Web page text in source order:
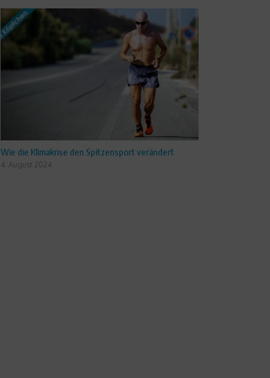
Wie die Klimakrise den Spitzensport verändert
4. August 2024